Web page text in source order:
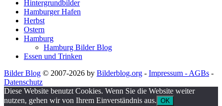
Hintergrundbilder
Hamburger Hafen
Herbst
Ostern
Hamburg
Hamburg Bilder Blog
Essen und Trinken
Bilder Blog © 2007-2026 by Bilderblog.org - Impressum - AGBs -
Datenschutz
Diese Website benutzt Cookies. Wenn Sie die Website weiter
nutzen, gehen wir von Ihrem Einverständnis aus. OK